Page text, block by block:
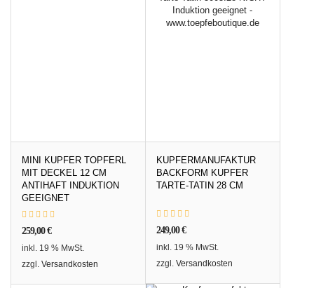
MINI KUPFER TOPFERL
MIT DECKEL 12 CM
ANTIHAFT INDUKTION
GEEIGNET
259,00€
inkl. 19 % MwSt.
zzgl. Versandkosten
KUPFERMANUFAKTUR
BACKFORM KUPFER
TARTE-TATIN 28 CM
249,00€
inkl. 19 % MwSt.
zzgl. Versandkosten